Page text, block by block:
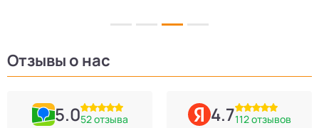
Отзывы о нас
5.052 отзыва 4.7112 отзывов